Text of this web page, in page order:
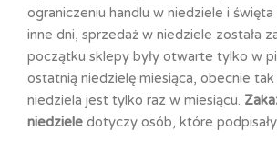
ograniczeniu handlu w niedziele i
inne dni, sprzedaż w niedziele została
początku sklepy były otwarte tylko w
ostatnią niedzielę miesiąca, obecnie
niedziela jest tylko raz w miesiącu.
niedziele dotyczy osób, które